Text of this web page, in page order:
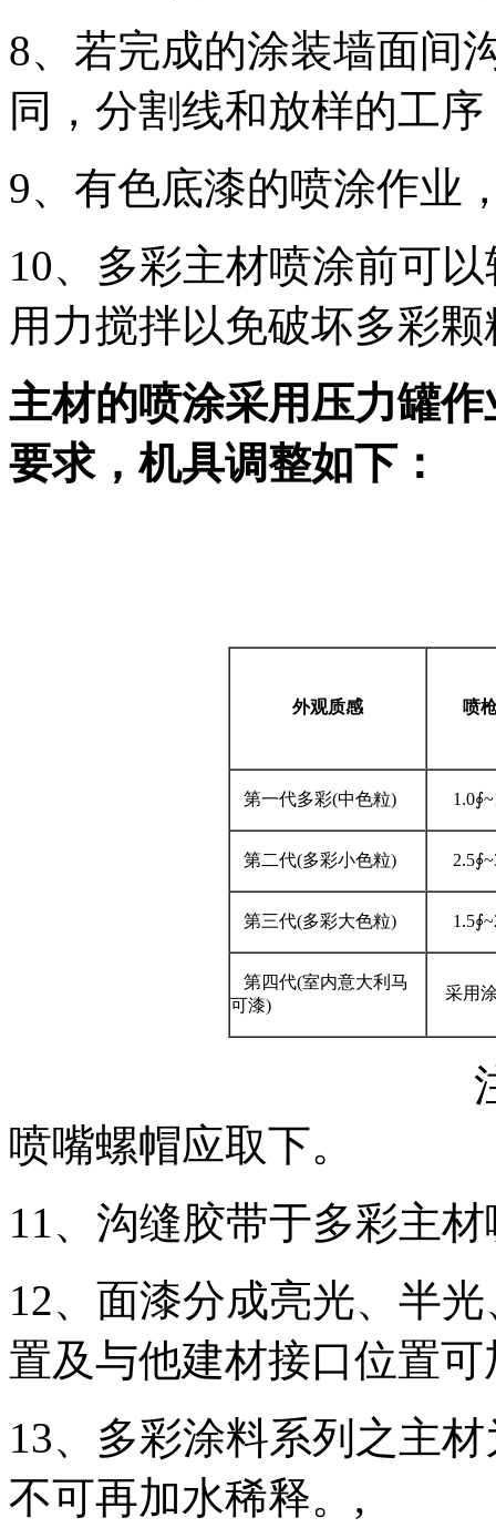
8、若完成的涂装墙面间
同，分割线和放样的工
9、有色底漆的喷涂作业
10、多彩主材喷涂前可
用力搅拌以免破坏多彩颗
主材的喷涂采用压力罐
要求，机具调整如下：
外观质感 喷
第一代多彩(中色粒)
第二代(多彩小色粒)
第三代(多彩大色粒)
第四代(室内意大利马
可漆)
采用
注：喷涂时
喷嘴螺帽应取下。
11、沟缝胶带于多彩主
12、面漆分成亮光、半
置及与他建材接口位置
13、多彩涂料系列之主
不可再加水稀释。,